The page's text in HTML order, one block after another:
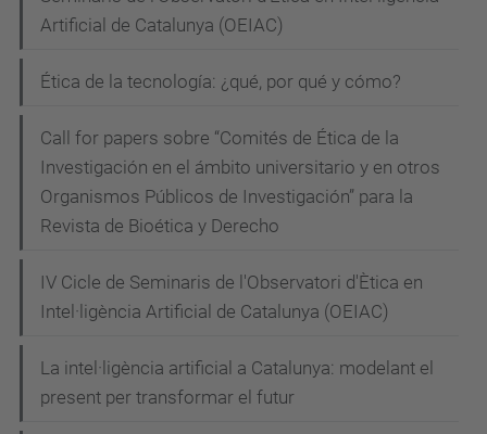
s
n
Artificial de Catalunya (OEIAC)
Ética de la tecnología: ¿qué, por qué y cómo?
Call for papers sobre “Comités de Ética de la
Investigación en el ámbito universitario y en otros
Organismos Públicos de Investigación” para la
Revista de Bioética y Derecho
IV Cicle de Seminaris de l'Observatori d'Ètica en
Intel·ligència Artificial de Catalunya (OEIAC)
La intel·ligència artificial a Catalunya: modelant el
present per transformar el futur